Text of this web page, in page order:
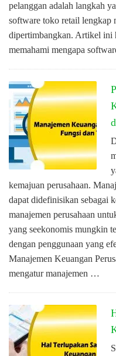
pelanggan adalah langkah
software toko retail lengkap
dipertimbangkan. Artikel ini
memahami mengapa
kemajuan perusahaan.
dapat didefinisikan sebagai
manajemen perusahaan
yang seekonomis mungkin
dengan penggunaan yang
Manajemen Keuangan
mengatur manajemen …